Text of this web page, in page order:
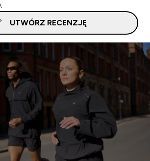
UTWÓRZ RECENZJĘ